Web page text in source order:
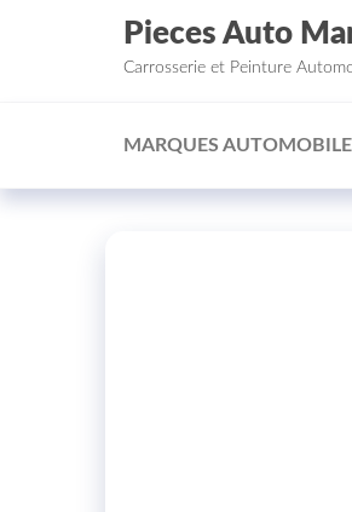
Aller au contenu
Pieces Auto
Carrosserie et Peinture
MARQUES AUTOMOBILE